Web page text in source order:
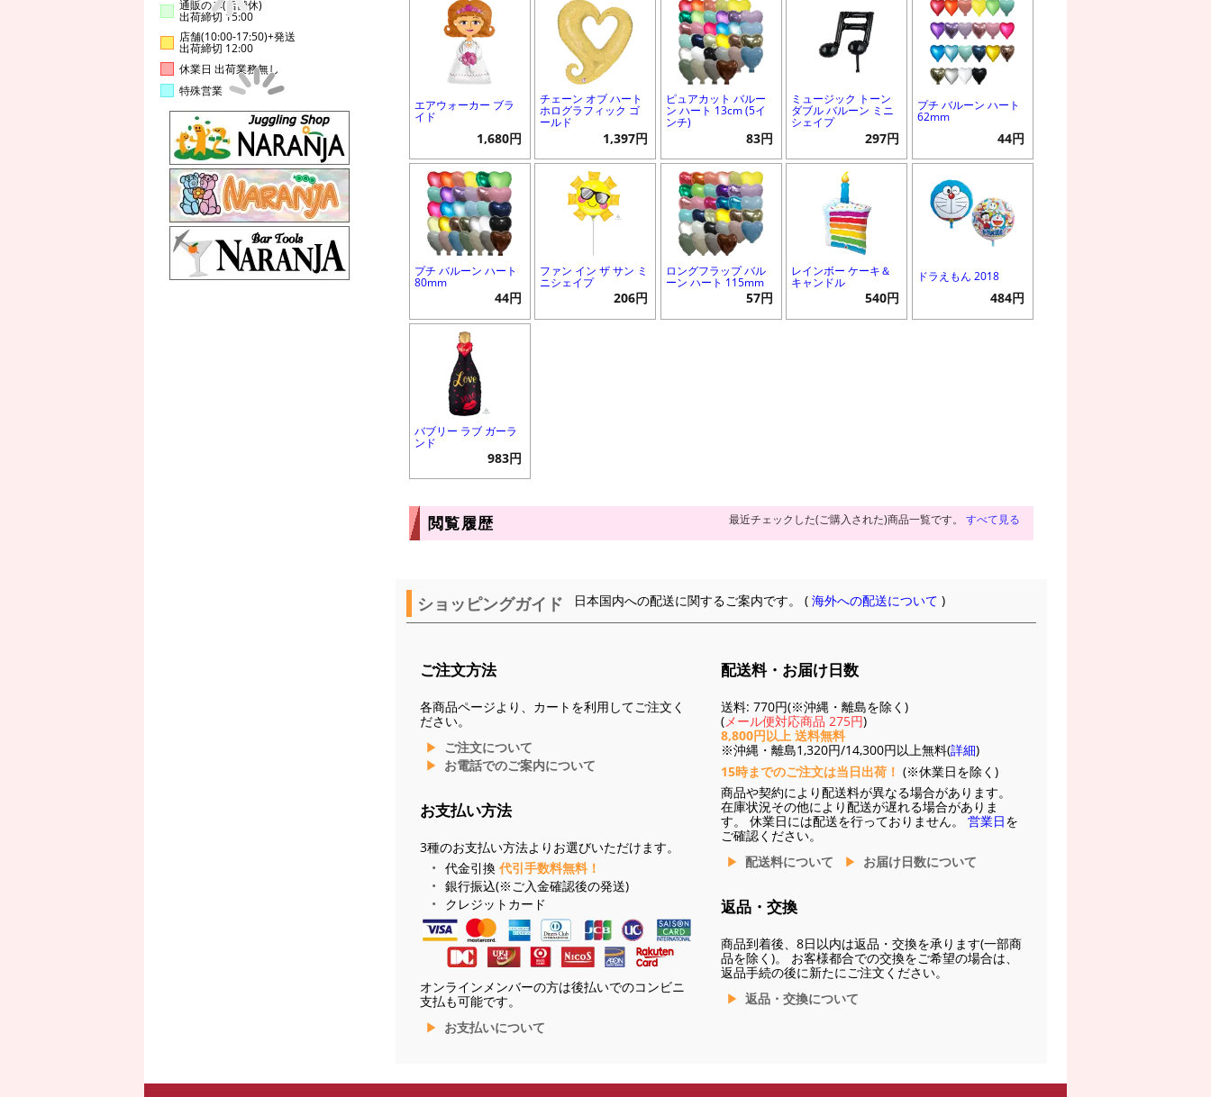
通販のみ(店舗休)
出荷締切 15:00
店舗(10:00-17:50)+発送
出荷締切 12:00
休業日 出荷業務無し
特殊営業
エアウォーカー ブラ
イド
1,680円
チェーン オブ ハート
ホログラフィック ゴ
ールド
1,397円
ピュアカット バルー
ン ハート 13cm (5イ
ンチ)
83円
ミュージック トーン
ダブル バルーン ミニ
シェイプ
297円
プチ バルーン ハート
62mm
44円
プチ バルーン ハート
80mm
44円
ファン イン ザ サン ミ
ニシェイプ
206円
ロングフラップ バル
ーン ハート 115mm
57円
レインボー ケーキ＆
キャンドル
540円
ドラえもん 2018
484円
バブリー ラブ ガーラ
ンド
983円
閲覧履歴 最近チェックした(ご購入された)商品一覧です。 すべて見る
ショッピングガイド 日本国内への配送に関するご案内です。 (海外への配送について )
ご注文方法
各商品ページより、カートを利用してご注文く
ださい。
ご注文について
お電話でのご案内について
お支払い方法
3種のお支払い方法よりお選びいただけます。
代金引換 代引手数料無料！
銀行振込(※ご入金確認後の発送)
クレジットカード
オンラインメンバーの方は後払いでのコンビニ
支払も可能です。
お支払いについて
配送料・お届け日数
送料: 770円(※沖縄・離島を除く)
(メール便対応商品 275円)
8,800円以上 送料無料
※沖縄・離島1,320円/14,300円以上無料(詳細)
15時までのご注文は当日出荷！ (※休業日を除く)
商品や契約により配送料が異なる場合があります。
在庫状況その他により配送が遅れる場合がありま
す。 休業日には配送を行っておりません。 営業日を
ご確認ください。
配送料について
お届け日数について
返品・交換
商品到着後、8日以内は返品・交換を承ります(一部商
品を除く)。 お客様都合での交換をご希望の場合は、
返品手続の後に新たにご注文ください。
返品・交換について